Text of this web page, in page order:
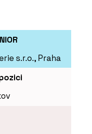
s.r.o., Praha